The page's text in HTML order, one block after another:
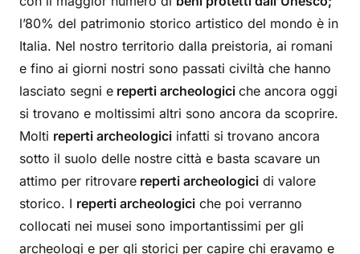
l’80% del patrimonio storico artistico del mondo è in
Italia. Nel nostro territorio dalla preistoria, ai romani
e fino ai giorni nostri sono passati civiltà che hanno
lasciato segni e reperti archeologici che ancora oggi
si trovano e moltissimi altri sono ancora da scoprire.
Molti reperti archeologici infatti si trovano ancora
sotto il suolo delle nostre città e basta scavare un
attimo per ritrovare reperti archeologici di valore
storico. I reperti archeologici che poi verranno
collocati nei musei sono importantissimi per gli
archeologi e per gli storici per capire chi eravamo e